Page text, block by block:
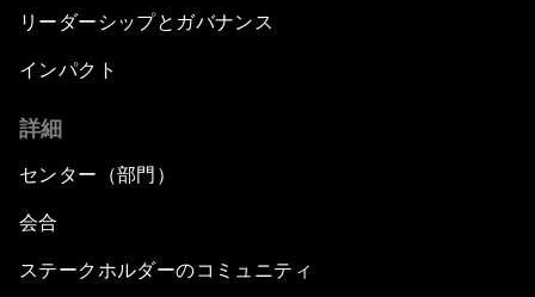
リーダーシップとガバナンス
インパクト
詳細
センター（部門）
会合
ステークホルダーのコミュニティ